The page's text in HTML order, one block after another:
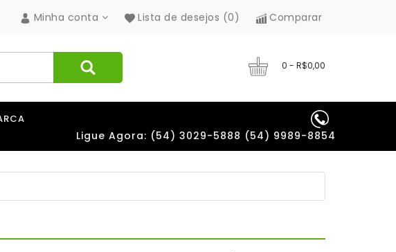
Minha conta Lista de desejos (0) Comparar
0 - R$0,00
Ligue Agora: (54) 3029-5888 (54) 9989-8854